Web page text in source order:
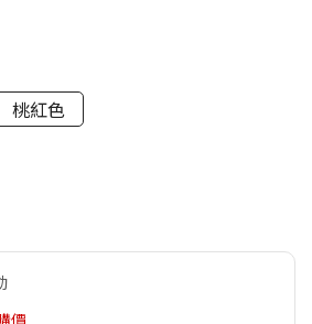
桃紅色
價